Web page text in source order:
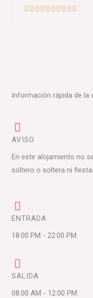
         
o
0
Información rápida de la
AVISO
En este alojamiento no
soltero o soltera ni
ENTRADA
18:00 PM - 22:00 PM
SALIDA
08:00 AM - 12:00 PM